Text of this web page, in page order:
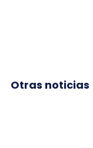
Otras noticias